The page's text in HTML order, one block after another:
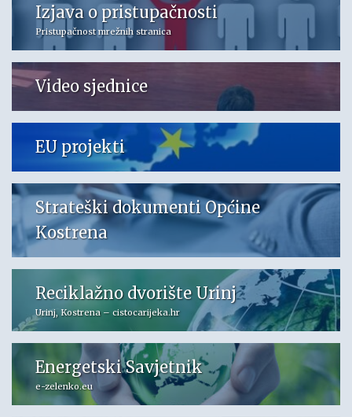
Izjava o pristupačnosti
Pristupačnost mrežnih stranica
Video sjednice
EU projekti
Strateški dokumenti Općine
Kostrena
Reciklažno dvorište Urinj
Urinj, Kostrena – cistocarijeka.hr
Energetski Savjetnik
e-zelenko.eu